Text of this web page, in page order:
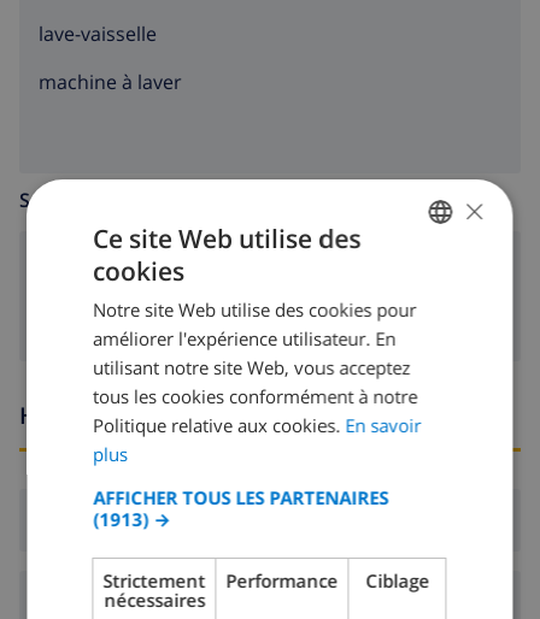
lave-vaisselle
machine à laver
SALLE DE SÉJOUR
poêle (bois)
Heures d'arrivée et de départ
Arrivée:
Départ:
DUTCH
SPANISH
GERMAN
DANISH
×
Ce site Web utilise des
cookies
Notre site Web utilise des cookies pour
améliorer l'expérience utilisateur. En
utilisant notre site Web, vous acceptez
tous les cookies conformément à notre
Politique relative aux cookies. En savoir
plus
AFFICHER TOUS LES PARTENAIRES
(1913) →
Strictement
nécessaires
Performance Ciblage